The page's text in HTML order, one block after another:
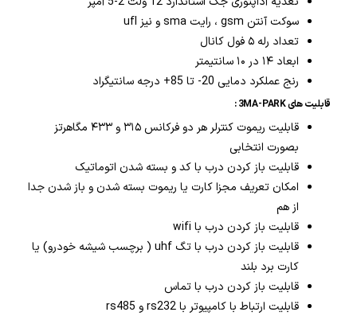
سوکت آنتن gsm ، رایت sma و نیز ufl
تعداد رله ۵ فول کانال
ابعاد ۱۴ در ۱۰ سانتیمتر
رنج عملکرد دمایی 20- تا 85+ درجه سانتیگراد
قابلیت های 3MA-PARK :
قابلیت ریموت کنترلر هر دو فرکانس ۳۱۵ و ۴۳۳ مگاهرتز
بصورت انتخابی
قابلیت باز کردن درب با کد و بسته شدن اتوماتیک
امکان تعریف مجزا کارت یا ریموت بسته شدن و باز شدن جدا
از هم
قابلیت باز کردن درب با wifi
قابلیت باز کردن درب با تگ uhf ( برچسب شیشه خودرو) یا
کارت برد بلند
قابلیت باز کردن درب با تماس
قابلیت ارتباط با کامپیوتر با rs232 و rs485